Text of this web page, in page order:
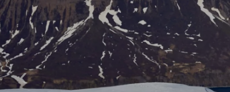
Ski & Sail
Skitourenkurse
Lawinenkurse
Klettersteige
Klettersteig Tagestouren